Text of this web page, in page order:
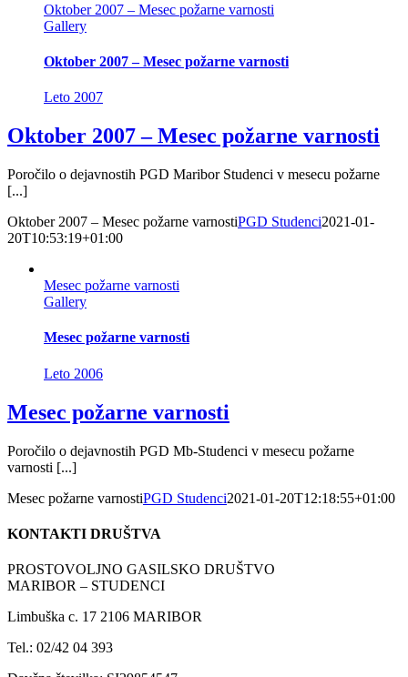
Oktober 2007 – Mesec požarne varnosti
Gallery
Oktober 2007 – Mesec požarne varnosti
Leto 2007
Oktober 2007 – Mesec požarne varnosti
Poročilo o dejavnostih PGD Maribor Studenci v mesecu požarne
[...]
Oktober 2007 – Mesec požarne varnostiPGD Studenci2021-01-
20T10:53:19+01:00
Mesec požarne varnosti
Gallery
Mesec požarne varnosti
Leto 2006
Mesec požarne varnosti
Poročilo o dejavnostih PGD Mb-Studenci v mesecu požarne
varnosti [...]
Mesec požarne varnostiPGD Studenci2021-01-20T12:18:55+01:00
KONTAKTI DRUŠTVA
PROSTOVOLJNO GASILSKO DRUŠTVO
MARIBOR – STUDENCI
Limbuška c. 17 2106 MARIBOR
Tel.: 02/42 04 393